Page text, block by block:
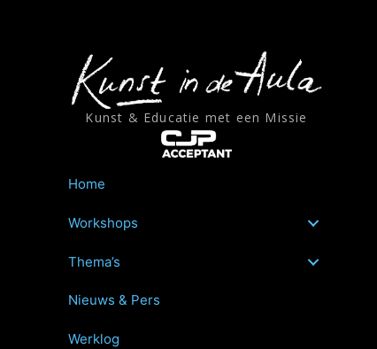
Kunst & Educatie met een Missie
Home
Workshops
Thema’s
Nieuws & Pers
Werklog